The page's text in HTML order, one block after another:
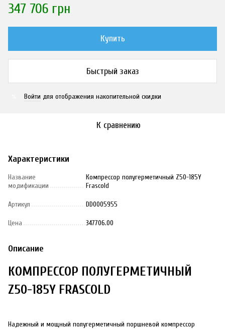
347 706 грн
Купить
Быстрый заказ
Войти для отображения накопительной скидки
К сравнению
Характеристики
Название
модификации
Компрессор полугерметичный Z50-185Y
Frascold
Артикул DD0005955
Цена 347706.00
Описание
КОМПРЕССОР ПОЛУГЕРМЕТИЧНЫЙ
Z50-185Y FRASCOLD
Надежный и мощный полугерметичный поршневой компрессор